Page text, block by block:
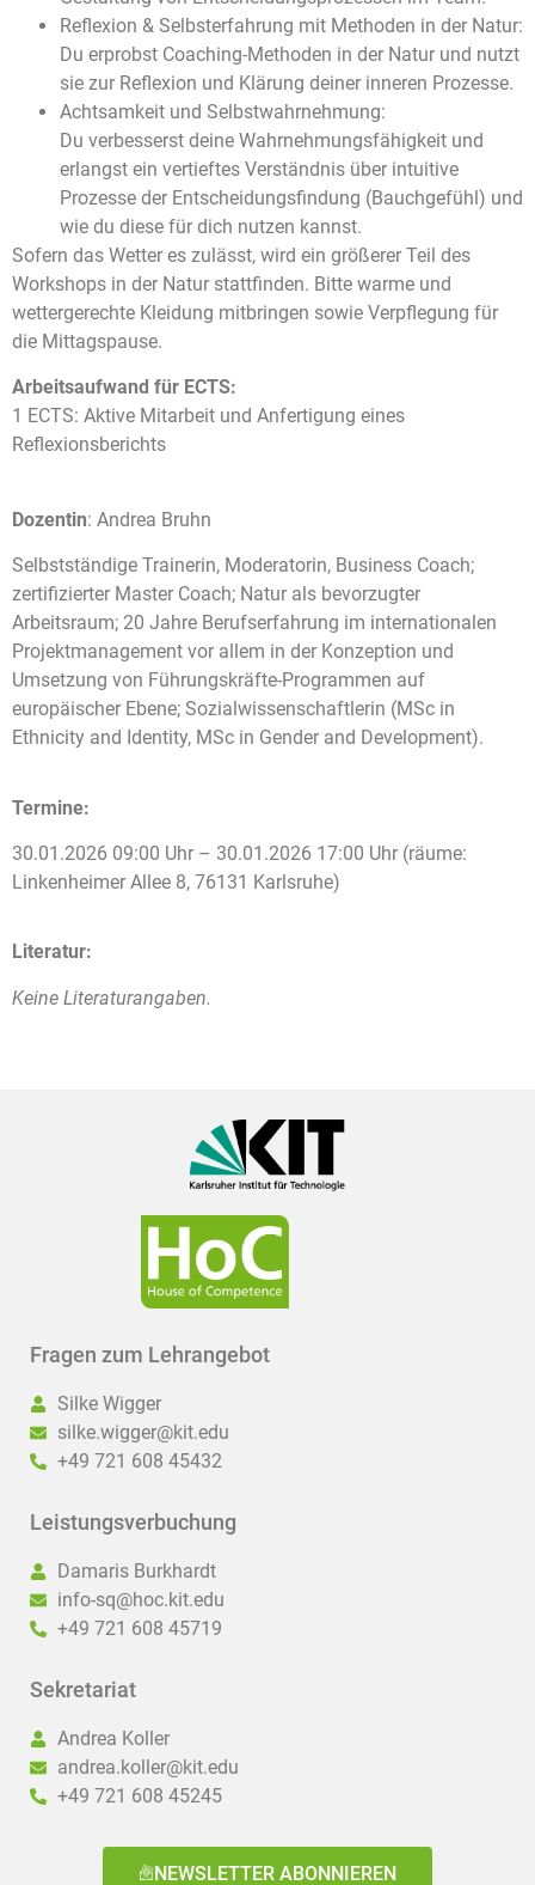
Reflexion & Selbsterfahrung mit Methoden in der Natur:
Du erprobst Coaching-Methoden in der Natur und nutzt
sie zur Reflexion und Klärung deiner inneren Prozesse.
Achtsamkeit und Selbstwahrnehmung:
Du verbesserst deine Wahrnehmungsfähigkeit und
erlangst ein vertieftes Verständnis über intuitive
Prozesse der Entscheidungsfindung (Bauchgefühl) und
wie du diese für dich nutzen kannst.
Sofern das Wetter es zulässt, wird ein größerer Teil des
Workshops in der Natur stattfinden. Bitte warme und
wettergerechte Kleidung mitbringen sowie Verpflegung für
die Mittagspause.
Arbeitsaufwand für ECTS:
1 ECTS: Aktive Mitarbeit und Anfertigung eines
Reflexionsberichts
Dozentin: Andrea Bruhn
Selbstständige Trainerin, Moderatorin, Business Coach;
zertifizierter Master Coach; Natur als bevorzugter
Arbeitsraum; 20 Jahre Berufserfahrung im internationalen
Projektmanagement vor allem in der Konzeption und
Umsetzung von Führungskräfte-Programmen auf
europäischer Ebene; Sozialwissenschaftlerin (MSc in
Ethnicity and Identity, MSc in Gender and Development).
Termine:
30.01.2026 09:00 Uhr – 30.01.2026 17:00 Uhr (räume:
Linkenheimer Allee 8, 76131 Karlsruhe)
Literatur:
Keine Literaturangaben.
Fragen zum Lehrangebot
Silke Wigger
silke.wigger@kit.edu
+49 721 608 45432
Leistungsverbuchung
Damaris Burkhardt
info-sq@hoc.kit.edu
+49 721 608 45719
Sekretariat
Andrea Koller
andrea.koller@kit.edu
+49 721 608 45245
NEWSLETTER ABONNIEREN